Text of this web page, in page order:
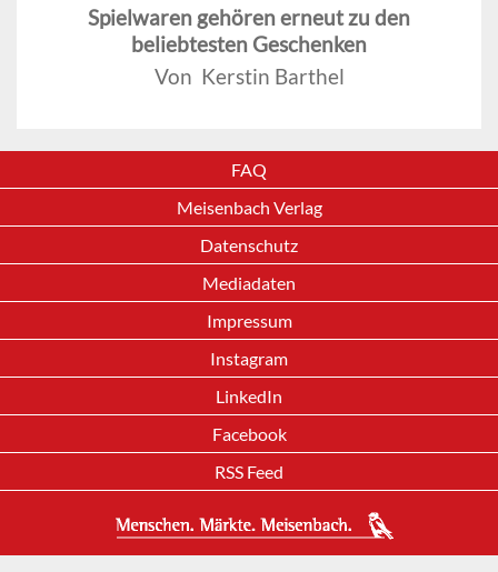
Spielwaren gehören erneut zu den
beliebtesten Geschenken
Von Kerstin Barthel
FAQ
Meisenbach Verlag
Datenschutz
Mediadaten
Impressum
Instagram
LinkedIn
Facebook
RSS Feed